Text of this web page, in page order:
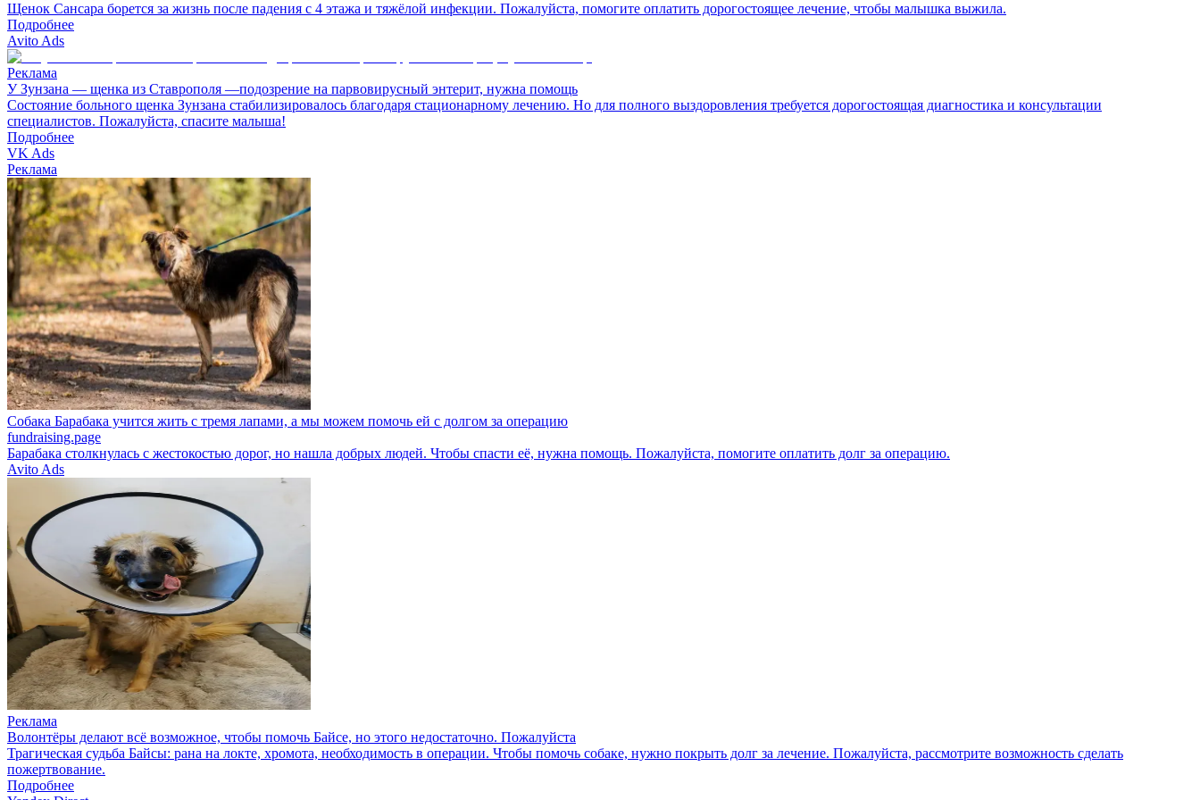
Щенок Сансара борется за жизнь после падения с 4 этажа и тяжёлой инфекции. Пожалуйста, помогите оплатить дорогостоящее лечение, чтобы малышка выжила.
Подробнее
Avito Ads
Реклама
У Зунзана — щенка из Ставрополя —подозрение на парвовирусный энтерит, нужна помощь
Состояние больного щенка Зунзана стабилизировалось благодаря стационарному лечению. Но для полного выздоровления требуется дорогостоящая диагностика и консультации
специалистов. Пожалуйста, спасите малыша!
Подробнее
VK Ads
Реклама
Собака Барабака учится жить с тремя лапами, а мы можем помочь ей с долгом за операцию
fundraising.page
Барабака столкнулась с жестокостью дорог, но нашла добрых людей. Чтобы спасти её, нужна помощь. Пожалуйста, помогите оплатить долг за операцию.
Avito Ads
Реклама
Волонтёры делают всё возможное, чтобы помочь Байсе, но этого недостаточно. Пожалуйста
Трагическая судьба Байсы: рана на локте, хромота, необходимость в операции. Чтобы помочь собаке, нужно покрыть долг за лечение. Пожалуйста, рассмотрите возможность сделать
пожертвование.
Подробнее